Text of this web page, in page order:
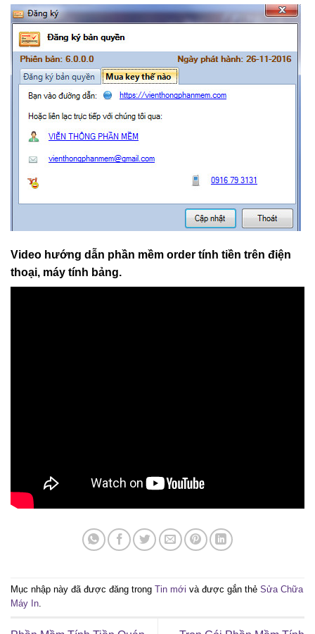
Video hướng dẫn phần mềm order tính tiền trên điện
thoại, máy tính bảng.
Mục nhập này đã được đăng trong Tin mới và được gắn thẻ Sửa Chữa
Máy In.